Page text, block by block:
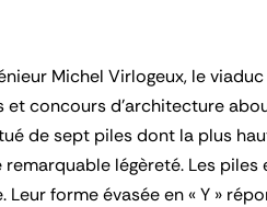
Michel Virlogeux, le
concours d’architecture
de sept piles dont la plus
légèreté. Les
forme évasée en « Y »